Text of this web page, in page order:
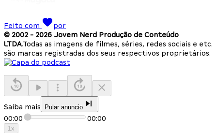
Feito com
por
© 2002 - 2026 Jovem Nerd Produção de Conteúdo
LTDA.Todas as imagens de filmes, séries, redes sociais e etc.
são marcas registradas dos seus respectivos proprietários.
Saiba mais Pular anuncio
00:00 00:00
1x